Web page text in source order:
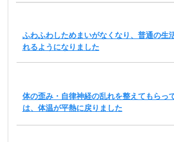
ふわふわしためまいがなくなり、普通の生
れるようになりました
体の歪み・自律神経の乱れを整えてもらっ
は、体温が平熱に戻りました